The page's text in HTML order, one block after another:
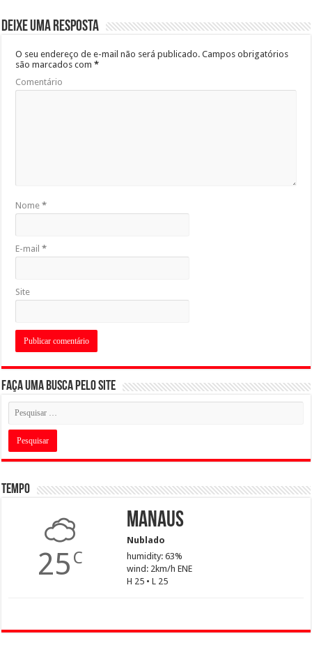
Deixe uma resposta
O seu endereço de e-mail não será publicado. Campos obrigatórios
são marcados com*
Comentário
Nome*
E-mail*
Site
Faça uma busca pelo Site
Tempo
25 C
Manaus
Nublado
humidity: 63%
wind: 2km/h ENE
H 25 • L 25